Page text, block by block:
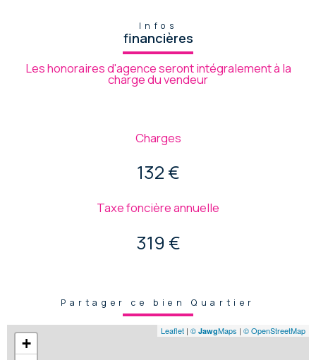
Infos
financières
Les honoraires d'agence seront intégralement à la
charge du vendeur
Charges
132 €
Taxe foncière annuelle
319 €
Partager ce bien Quartier
+
Leaflet | © JawgMaps | © OpenStreetMap